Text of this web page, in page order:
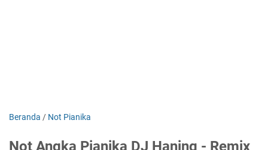
Beranda / Not Pianika
Not Angka Pianika DJ Haning - Remix